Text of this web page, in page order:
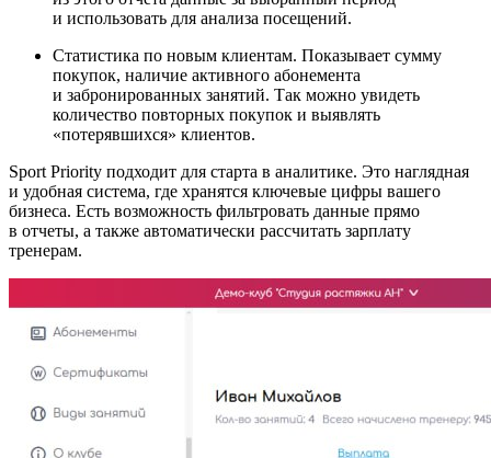
и использовать для анализа посещений.
Статистика по новым клиентам. Показывает сумму
покупок, наличие активного абонемента
и забронированных занятий. Так можно увидеть
количество повторных покупок и выявлять
«потерявшихся» клиентов.
Sport Priority подходит для старта в аналитике. Это наглядная
и удобная система, где хранятся ключевые цифры вашего
бизнеса. Есть возможность фильтровать данные прямо
в отчеты, а также автоматически рассчитать зарплату
тренерам.